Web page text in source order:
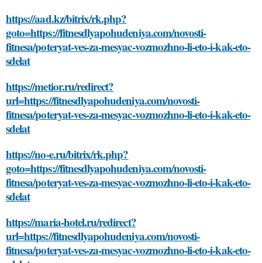
https://aad.kz/bitrix/rk.php?
goto=https://fitnesdlyapohudeniya.com/novosti-
fitnesa/poteryat-ves-za-mesyac-vozmozhno-li-eto-i-kak-eto-
sdelat
https://metior.ru/redirect?
url=https://fitnesdlyapohudeniya.com/novosti-
fitnesa/poteryat-ves-za-mesyac-vozmozhno-li-eto-i-kak-eto-
sdelat
https://no-e.ru/bitrix/rk.php?
goto=https://fitnesdlyapohudeniya.com/novosti-
fitnesa/poteryat-ves-za-mesyac-vozmozhno-li-eto-i-kak-eto-
sdelat
https://maria-hotel.ru/redirect?
url=https://fitnesdlyapohudeniya.com/novosti-
fitnesa/poteryat-ves-za-mesyac-vozmozhno-li-eto-i-kak-eto-